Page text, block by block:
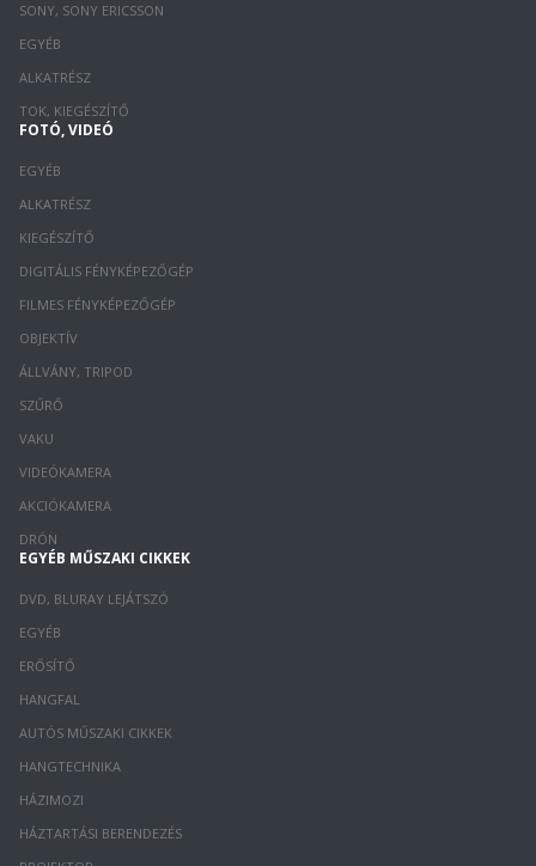
SONY, SONY ERICSSON
EGYÉB
ALKATRÉSZ
TOK, KIEGÉSZÍTŐ
FOTÓ, VIDEÓ
EGYÉB
ALKATRÉSZ
KIEGÉSZÍTŐ
DIGITÁLIS FÉNYKÉPEZŐGÉP
FILMES FÉNYKÉPEZŐGÉP
OBJEKTÍV
ÁLLVÁNY, TRIPOD
SZŰRŐ
VAKU
VIDEÓKAMERA
AKCIÓKAMERA
DRÓN
EGYÉB MŰSZAKI CIKKEK
DVD, BLURAY LEJÁTSZÓ
EGYÉB
ERŐSÍTŐ
HANGFAL
AUTÓS MŰSZAKI CIKKEK
HANGTECHNIKA
HÁZIMOZI
HÁZTARTÁSI BERENDEZÉS